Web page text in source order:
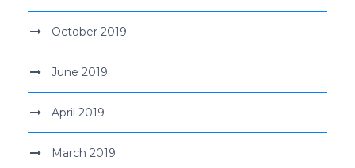
October 2019
June 2019
April 2019
March 2019